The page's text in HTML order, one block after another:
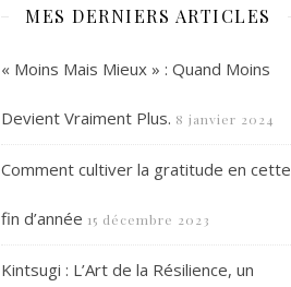
MES DERNIERS ARTICLES
« Moins Mais Mieux » : Quand Moins
Devient Vraiment Plus. 8 janvier 2024
Comment cultiver la gratitude en cette
fin d’année 15 décembre 2023
Kintsugi : L’Art de la Résilience, un